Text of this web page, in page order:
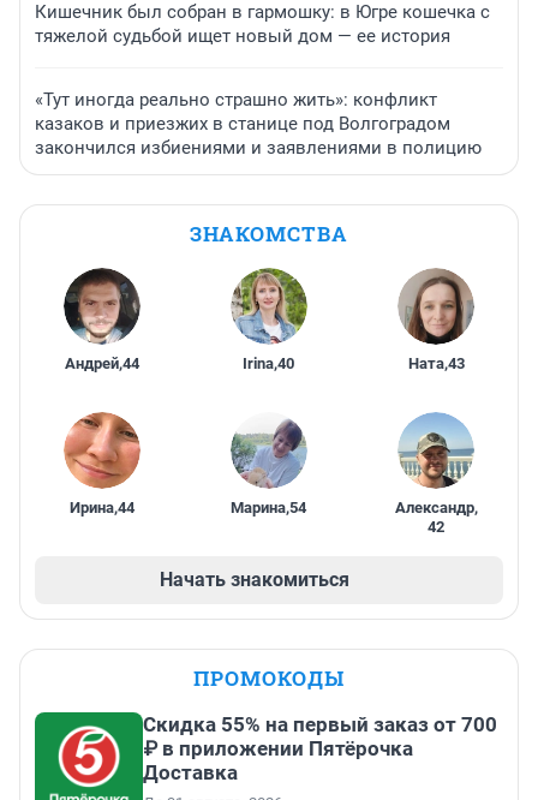
Кишечник был собран в гармошку: в Югре кошечка с
тяжелой судьбой ищет новый дом — ее история
«Тут иногда реально страшно жить»: конфликт
казаков и приезжих в станице под Волгоградом
закончился избиениями и заявлениями в полицию
ЗНАКОМСТВА
Андрей,44 Irina,40 Ната,43
Ирина,44 Марина,54 Александр,
42
Начать знакомиться
ПРОМОКОДЫ
Скидка 55% на первый заказ от 700
₽ в приложении Пятёрочка
Доставка